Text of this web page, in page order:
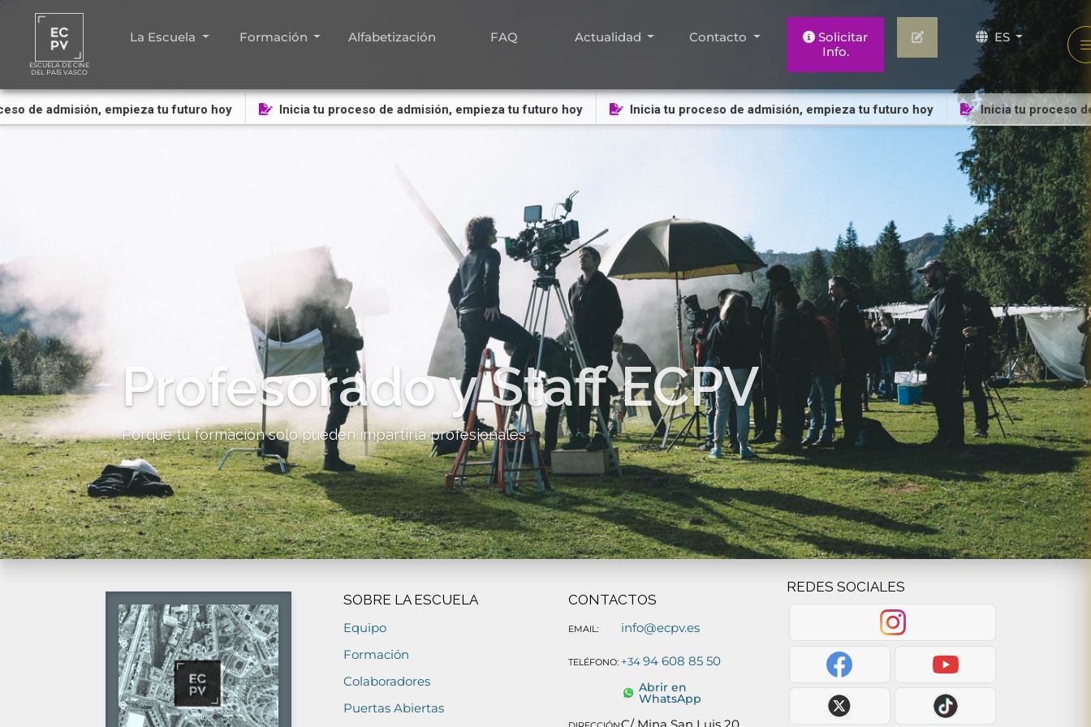
ESCUELA DE CINE
DEL PAÍS VASCO
La Escuela Formación Alfabetización FAQ Actualidad Contacto
Solicitar
Info.
ES
de admisión, empieza tu futuro hoy Inicia tu proceso de admisión, empieza tu futuro hoy Inicia tu proceso de admisión, empieza tu futuro hoy Inicia tu proceso de
Profesorado y Staff ECPV
Porque tu formación solo pueden impartirla profesionales
SOBRE LA ESCUELA
Equipo
Formación
Colaboradores
Puertas Abiertas
CONTACTOS
EMAIL: info@ecpv.es
TELÉFONO: +3494 608 85 50
Abrir en
WhatsApp
REDES SOCIALES